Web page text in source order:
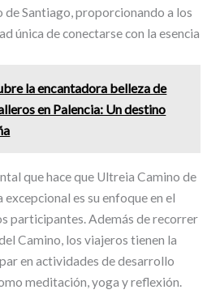
de Santiago, proporcionando a los
única de conectarse con la esencia
la encantadora belleza de
en Palencia: Un destino
que hace que Ultreia Camino de
es su enfoque en el
participantes. Además de recorrer
Camino, los viajeros tienen la
en actividades de desarrollo
meditación, yoga y reflexión.